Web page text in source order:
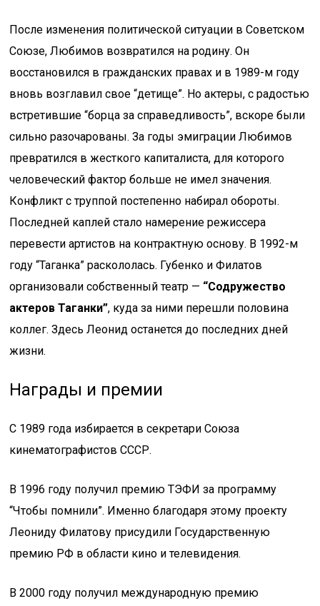
После изменения политической ситуации в Советском
Союзе, Любимов возвратился на родину. Он
восстановился в гражданских правах и в 1989-м году
вновь возглавил свое “детище”. Но актеры, с радостью
встретившие “борца за справедливость”, вскоре были
сильно разочарованы. За годы эмиграции Любимов
превратился в жесткого капиталиста, для которого
человеческий фактор больше не имел значения.
Конфликт с труппой постепенно набирал обороты.
Последней каплей стало намерение режиссера
перевести артистов на контрактную основу. В 1992-м
году “Таганка” раскололась. Губенко и Филатов
организовали собственный театр — “Содружество
актеров Таганки”, куда за ними перешли половина
коллег. Здесь Леонид останется до последних дней
жизни.
Награды и премии
С 1989 года избирается в секретари Союза
кинематографистов СССР.
В 1996 году получил премию ТЭФИ за программу
“Чтобы помнили”. Именно благодаря этому проекту
Леониду Филатову присудили Государственную
премию РФ в области кино и телевидения.
В 2000 году получил международную премию